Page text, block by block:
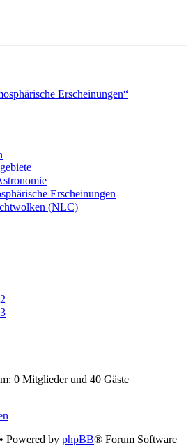
Erscheinungen“
Erscheinungen
(NLC)
0 Mitglieder und 40 Gäste
• Powered by phpBB® Forum Software